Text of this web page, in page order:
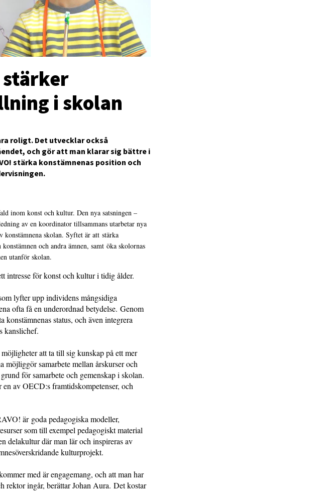
stärker
i skolan
roligt. Det utvecklar också
och gör att man klarar sig bättre i
stärka konstämnenas position och
inom konst och kultur. Den nya satsningen –
av en koordinator tillsammans utarbetar nya
skolan. Syftet är att stärka
och andra ämnen, samt öka skolornas
utanför skolan.
intresse för konst och kultur i tidig ålder.
lyfter upp individens mångsidiga
ofta få en underordnad betydelse. Genom
status, och även integrera
kanslichef.
att ta till sig kunskap på ett mer
samarbete mellan årskurser och
för samarbete och gemenskap i skolan.
av OECD:s framtidskompetenser, och
är goda pedagogiska modeller,
som till exempel pedagogiskt material
delakultur där man lär och inspireras av
kulturprojekt.
med är engagemang, och att man har
rektor ingår, berättar Johan Aura. Det kostar